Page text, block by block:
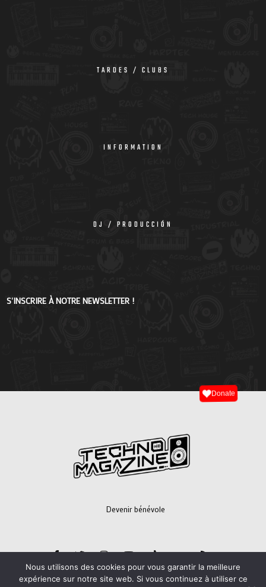
TARDES / CLUBS
INFORMATION
DJ / PRODUCCIÓN
S'INSCRIRE À NOTRE NEWSLETTER !
Devenir bénévole
Nous utilisons des cookies pour vous garantir la meilleure
expérience sur notre site web. Si vous continuez à utiliser ce
Donate